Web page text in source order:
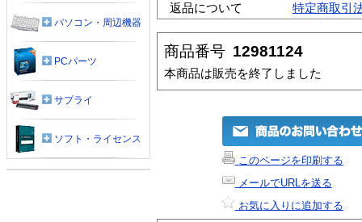
返品について
特定商取引
商品番号 12981124
本商品は販売を終了しました
このページを印刷する
メールでURLを送る
お気に入りに追加する
パソコン・周辺機器
PCパーツ
サプライ
ソフト・ライセンス